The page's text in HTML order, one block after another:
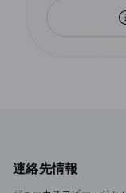
連絡先情報